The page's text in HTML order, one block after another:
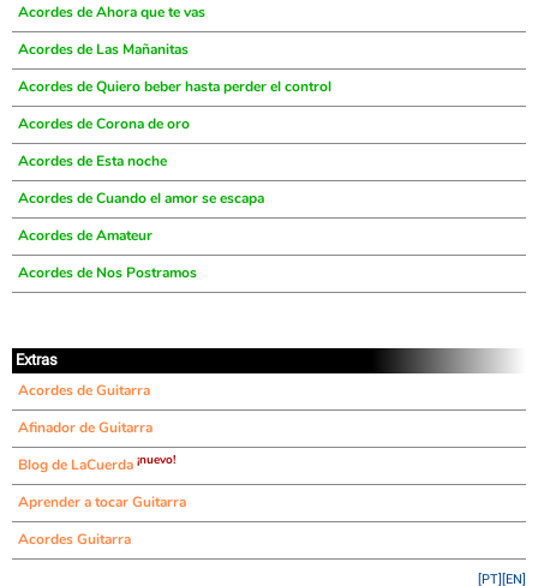
Acordes de Ahora que te vas
Acordes de Las Mañanitas
Acordes de Quiero beber hasta perder el control
Acordes de Corona de oro
Acordes de Esta noche
Acordes de Cuando el amor se escapa
Acordes de Amateur
Acordes de Nos Postramos
Extras
Acordes de Guitarra
Afinador de Guitarra
Blog de LaCuerda ¡nuevo!
Aprender a tocar Guitarra
Acordes Guitarra
[EN]
[PT]